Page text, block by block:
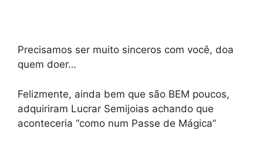
Precisamos ser muito sinceros com você, doa
quem doer…
Felizmente, ainda bem que são BEM poucos,
adquiriram Lucrar Semijoias achando que
aconteceria “como num Passe de Mágica”